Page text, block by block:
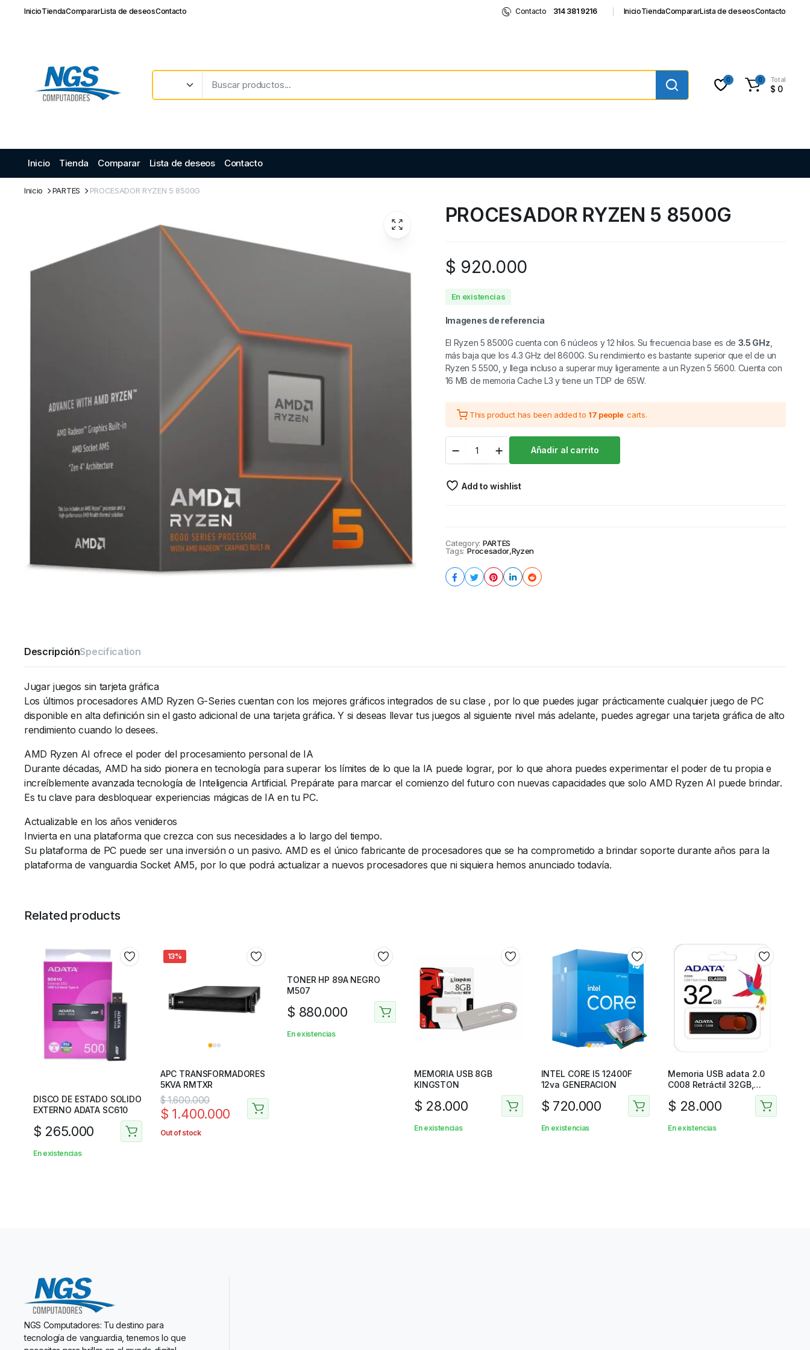
InicioTiendaCompararLista de deseosContacto Contacto 314 381 9216 InicioTiendaCompararLista de deseosContacto
0 0 Total
$ 0
Inicio Tienda Comparar Lista de deseos Contacto
Inicio PARTES PROCESADOR RYZEN 5 8500G
PROCESADOR RYZEN 5 8500G
$ 920.000
En existencias
Imagenes de referencia
El Ryzen 5 8500G cuenta con 6 núcleos y 12 hilos. Su frecuencia base es de 3.5 GHz
más baja que los 4.3 GHz del 8600G. Su rendimiento es bastante superior que el de un
Ryzen 5 5500, y llega incluso a superar muy ligeramente a un Ryzen 5 5600. Cuenta con
16 MB de memoria Cache L3 y tiene un TDP de 65W.
This product has been added to 17 people carts.
RYZEN
5
cantidad
Añadir al carrito
Add to wishlist
Category: PARTES
Tags: Procesador,Ryzen
DescripciónSpecification
Jugar juegos sin tarjeta gráfica
Los últimos procesadores AMD Ryzen G-Series cuentan con los mejores gráficos integrados de su clase , por lo que puedes jugar prácticamente cualquier juego de PC
disponible en alta definición sin el gasto adicional de una tarjeta gráfica. Y si deseas llevar tus juegos al siguiente nivel más adelante, puedes agregar una tarjeta gráfica de alto
rendimiento cuando lo desees.
AMD Ryzen AI ofrece el poder del procesamiento personal de IA
Durante décadas, AMD ha sido pionera en tecnología para superar los límites de lo que la IA puede lograr, por lo que ahora puedes experimentar el poder de tu propia e
increíblemente avanzada tecnología de Inteligencia Artificial. Prepárate para marcar el comienzo del futuro con nuevas capacidades que solo AMD Ryzen AI puede brindar.
Es tu clave para desbloquear experiencias mágicas de IA en tu PC.
Actualizable en los años venideros
Invierta en una plataforma que crezca con sus necesidades a lo largo del tiempo.
Su plataforma de PC puede ser una inversión o un pasivo. AMD es el único fabricante de procesadores que se ha comprometido a brindar soporte durante años para la
plataforma de vanguardia Socket AM5, por lo que podrá actualizar a nuevos procesadores que ni siquiera hemos anunciado todavía.
Related products
DISCO DE ESTADO SOLIDO
EXTERNO ADATA SC610
$ 265.000
En existencias
13%
APC TRANSFORMADORES
5KVA RMTXR
$1.600.000
$ 1.400.000
Out of stock
TONER HP 89A NEGRO
M507
$ 880.000
En existencias
MEMORIA USB 8GB
KINGSTON
$ 28.000
En existencias
INTEL CORE I5 12400F
12va GENERACION
$ 720.000
En existencias
Memoria USB adata 2.0
C008 Retráctil 32GB,
$ 28.000
En existencias
NGS Computadores: Tu destino para
tecnología de vanguardia, tenemos lo que